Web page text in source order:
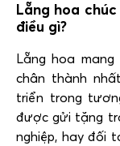
Lẵng hoa
điều gì?
Lẵng hoa
chân thành
triển trong
được gửi tặng
nghiệp, hay đối